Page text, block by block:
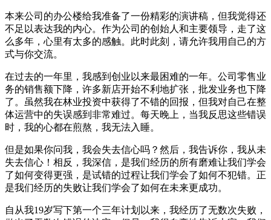
本来公司的办公楼给我准备了一份精彩的演讲稿，但我觉得还
不足以表达我的内心。作为公司的创始人和主要领导，走了这
么多年，心里有太多的感触。此时此刻，请允许我用自己的方
式与你交流。
在过去的一年里，我感到创业以来最困难的一年。公司零售业
务的销售额下降，许多新店开始不利地扩张，批发业务也下降
了。虽然我在林业投资中获得了不错的回报，但我对自己在整
体运营中的失误感到非常难过。每天晚上，当我反思这些错误
时，我的心都在煎熬，我无法入睡。
但是如果你问我，我会失去信心吗？然后，我告诉你，我从未
失去信心！相反，我深信，是我们经历的所有磨难让我们学会
了如何变得更强，是试错的过程让我们学会了如何不犯错。正
是我们经历的失败让我们学会了如何在未来更成功。
自从我19岁写下第一个三年计划以来，我经历了无数次失败，